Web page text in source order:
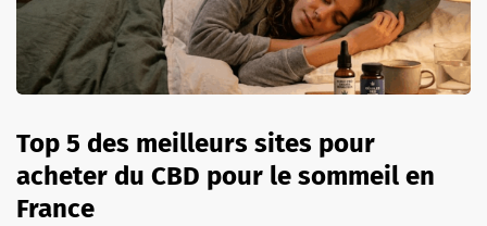
Top 5 des meilleurs sites pour
acheter du CBD pour le sommeil en
France